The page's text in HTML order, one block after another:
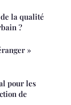
la qualité
?
»
pour les
de